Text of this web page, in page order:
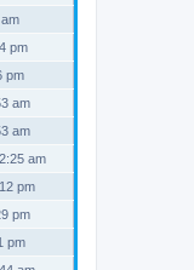
pm
pm
am
am
am
pm
pm
pm